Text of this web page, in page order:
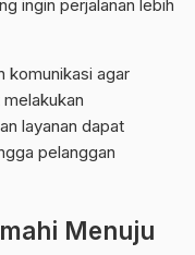
ingin perjalanan lebih
komunikasi agar
layanan dapat
pelanggan
Menuju